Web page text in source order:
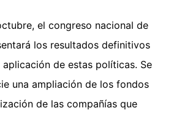
el congreso nacional de
los resultados definitivos
de estas políticas. Se
una ampliación de los fondos
de las compañías que